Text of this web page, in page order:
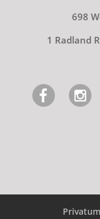
698
1 Radland